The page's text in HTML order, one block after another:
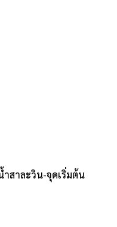
สาละวิน-จุดเริ่มต้น